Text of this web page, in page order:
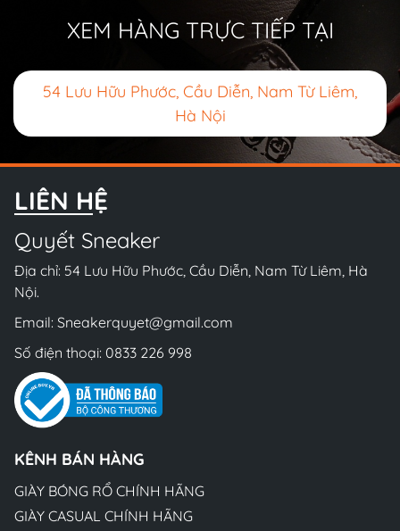
XEM HÀNG TRỰC TIẾP TẠI
54 Lưu Hữu Phước, Cầu Diễn, Nam Từ Liêm,
Hà Nội
LIÊN HỆ
Quyết Sneaker
Địa chỉ: 54 Lưu Hữu Phước, Cầu Diễn, Nam Từ Liêm, Hà
Nội.
Email: Sneakerquyet@gmail.com
Số điện thoại: 0833 226 998
KÊNH BÁN HÀNG
GIÀY BÓNG RỔ CHÍNH HÃNG
GIÀY CASUAL CHÍNH HÃNG